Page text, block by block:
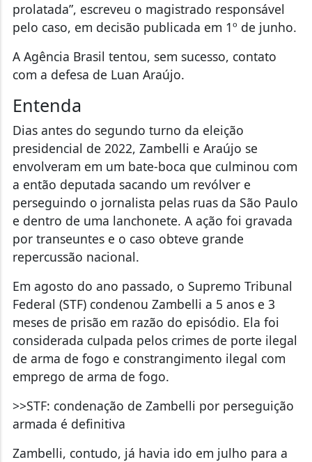
prolatada”, escreveu o magistrado responsável
pelo caso, em decisão publicada em 1º de junho.
A Agência Brasil tentou, sem sucesso, contato
com a defesa de Luan Araújo.
Entenda
Dias antes do segundo turno da eleição
presidencial de 2022, Zambelli e Araújo se
envolveram em um bate-boca que culminou com
a então deputada sacando um revólver e
perseguindo o jornalista pelas ruas da São Paulo
e dentro de uma lanchonete. A ação foi gravada
por transeuntes e o caso obteve grande
repercussão nacional.
Em agosto do ano passado, o Supremo Tribunal
Federal (STF) condenou Zambelli a 5 anos e 3
meses de prisão em razão do episódio. Ela foi
considerada culpada pelos crimes de porte ilegal
de arma de fogo e constrangimento ilegal com
emprego de arma de fogo.
>>STF: condenação de Zambelli por perseguição
armada é definitiva
Zambelli, contudo, já havia ido em julho para a